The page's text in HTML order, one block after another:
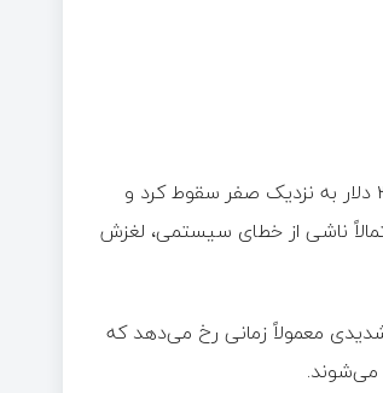
بر اساس داده‌های منتشرشده، نمودار قیمت اتم به‌صورت ناگهانی از محدوده حدودی ۳,۹ دلار به نزدیک صفر سقوط کرد و
ناشی از خطای سیستمی، لغزش
معمولاً زمانی رخ می‌دهد که